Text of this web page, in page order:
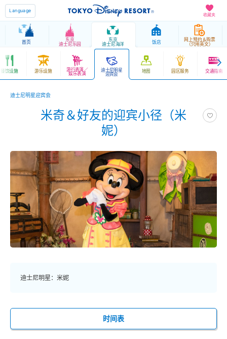
收藏夹
Language
首页 东京
迪士尼乐园
东京
迪士尼海洋 饭店 网上预约＆购票
（只用英文）
餐饮设施 游乐设施 游行表演／
娱乐表演
迪士尼明星
迎宾会
地图 园区服务 交通指南
迪士尼明星迎宾会
米奇＆好友的迎宾小径（米
妮）
迪士尼明星：米妮
时间表